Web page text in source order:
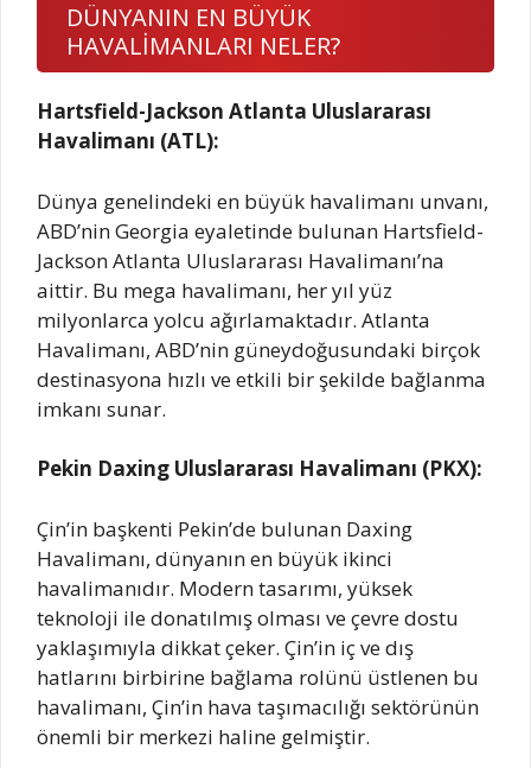
DÜNYANIN EN BÜYÜK
HAVALİMANLARI NELER?
Hartsfield-Jackson Atlanta Uluslararası
Havalimanı (ATL):
Dünya genelindeki en büyük havalimanı unvanı,
ABD’nin Georgia eyaletinde bulunan Hartsfield-
Jackson Atlanta Uluslararası Havalimanı’na
aittir. Bu mega havalimanı, her yıl yüz
milyonlarca yolcu ağırlamaktadır. Atlanta
Havalimanı, ABD’nin güneydoğusundaki birçok
destinasyona hızlı ve etkili bir şekilde bağlanma
imkanı sunar.
Pekin Daxing Uluslararası Havalimanı (PKX):
Çin’in başkenti Pekin’de bulunan Daxing
Havalimanı, dünyanın en büyük ikinci
havalimanıdır. Modern tasarımı, yüksek
teknoloji ile donatılmış olması ve çevre dostu
yaklaşımıyla dikkat çeker. Çin’in iç ve dış
hatlarını birbirine bağlama rolünü üstlenen bu
havalimanı, Çin’in hava taşımacılığı sektörünün
önemli bir merkezi haline gelmiştir.